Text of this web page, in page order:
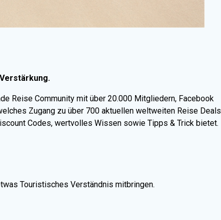
Reise Community mit über 20.000 Mitgliedern, Facebook
Zugang zu über 700 aktuellen weltweiten Reise Deals
Codes, wertvolles Wissen sowie Tipps & Trick bietet.
Touristisches Verständnis mitbringen.